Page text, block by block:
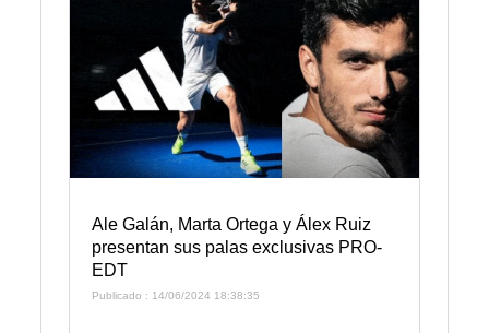
Ale Galán, Marta Ortega y Álex Ruiz
presentan sus palas exclusivas PRO-
EDT
Publicado : 14/06/2024 18:38:35